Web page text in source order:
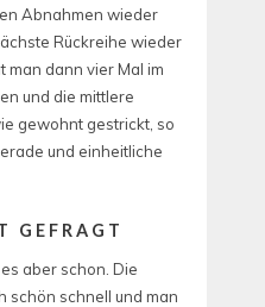
Abnahmen wieder
Rückreihe wieder
man dann vier Mal im
und die mittlere
gewohnt gestrickt, so
und einheitliche
GEFRAGT
aber schon. Die
schön schnell und man